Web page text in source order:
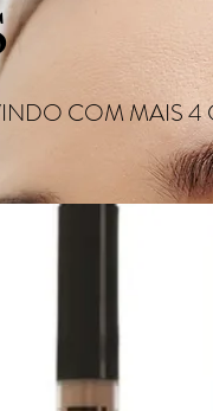
COM MAIS 4